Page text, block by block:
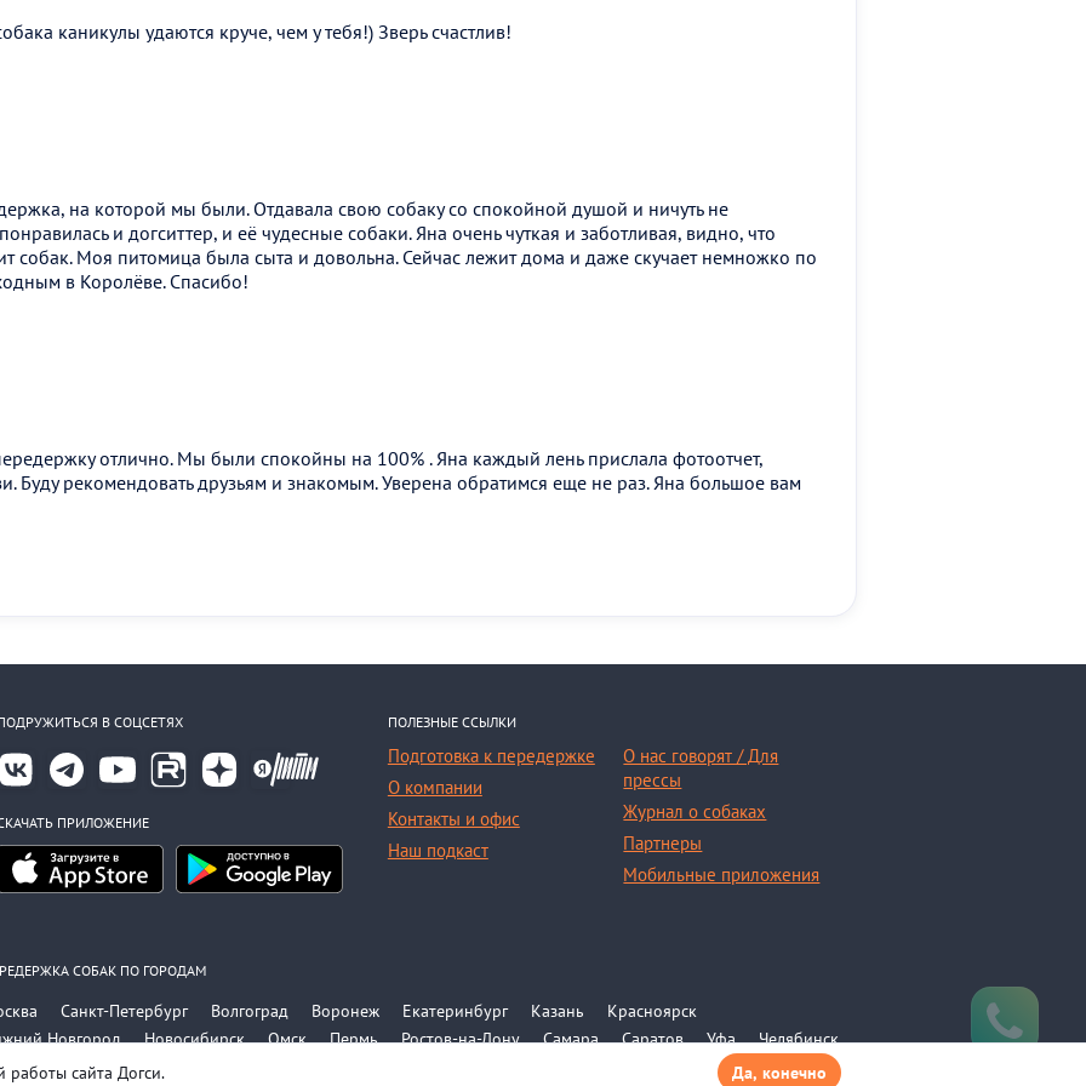
каникулы удаются круче, чем у тебя!) Зверь счастлив!
на которой мы были. Отдавала свою собаку со спокойной душой и ничуть не
и догситтер, и её чудесные собаки. Яна очень чуткая и заботливая, видно, что
собак. Моя питомица была сыта и довольна. Сейчас лежит дома и даже скучает немножко по
в Королёве. Спасибо!
отлично. Мы были спокойны на 100% . Яна каждый лень прислала фотоотчет,
Буду рекомендовать друзьям и знакомым. Уверена обратимся еще не раз. Яна большое вам
В СОЦСЕТЯХ
ПРИЛОЖЕНИЕ
ПОЛЕЗНЫЕ ССЫЛКИ
Подготовка к передержке
О компании
Контакты и офис
Наш подкаст
О нас говорят / Для
прессы
Журнал о собаках
Партнеры
Мобильные приложения
СОБАК ПО ГОРОДАМ
Санкт-Петербург Волгоград Воронеж Екатеринбург Казань
Красноярск
Новгород
Новосибирск Омск Пермь Ростов-на-Дону Самара Саратов Уфа
Челябинск
городасайта Догси. Да, конечно